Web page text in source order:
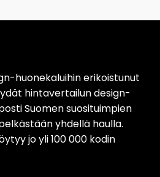
huonekaluihin erikoistunut
hintavertailun design-
Suomen suosituimpien
yhdellä haulla.
jo yli 100 000 kodin